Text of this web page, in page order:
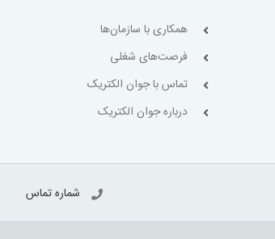
همکاری با سازمان‌ها
فرصت‌های شغلی
تماس با جوان الکتریک
درباره جوان الکتریک
شماره تماس